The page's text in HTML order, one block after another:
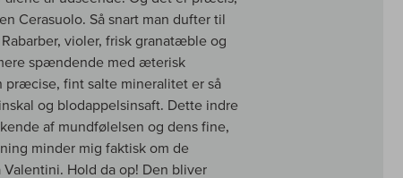
Cerasuolo. Så snart man dufter til
violer, frisk granatæble og
spændende med æterisk
fint salte mineralitet er så
og blodappelsinsaft. Dette indre
af mundfølelsen og dens fine,
minder mig faktisk om de
Hold da op! Den bliver